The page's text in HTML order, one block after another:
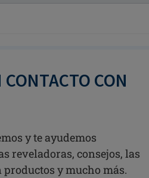
CON
y te ayudemos
reveladoras, consejos, las
y mucho más.